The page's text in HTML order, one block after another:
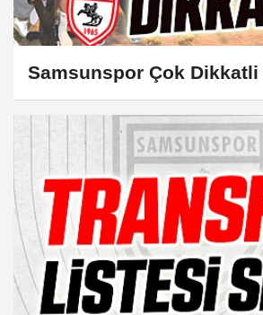
Samsunspor Çok Dikkatli